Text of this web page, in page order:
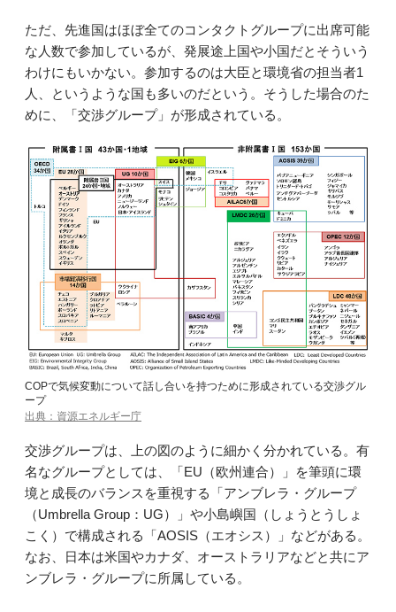
ただ、先進国はほぼ全てのコンタクトグループに出席可能
な人数で参加しているが、発展途上国や小国だとそういう
わけにもいかない。参加するのは大臣と環境省の担当者1
人、というような国も多いのだという。そうした場合のた
めに、「交渉グループ」が形成されている。
COPで気候変動について話し合いを持つために形成されている交渉グル
ープ
出典：資源エネルギー庁
交渉グループは、上の図のように細かく分かれている。有
名なグループとしては、「EU（欧州連合）」を筆頭に環
境と成長のバランスを重視する「アンブレラ・グループ
（Umbrella Group：UG）」や小島嶼国（しょうとうしょ
こく）で構成される「AOSIS（エオシス）」などがある。
なお、日本は米国やカナダ、オーストラリアなどと共にア
ンブレラ・グループに所属している。